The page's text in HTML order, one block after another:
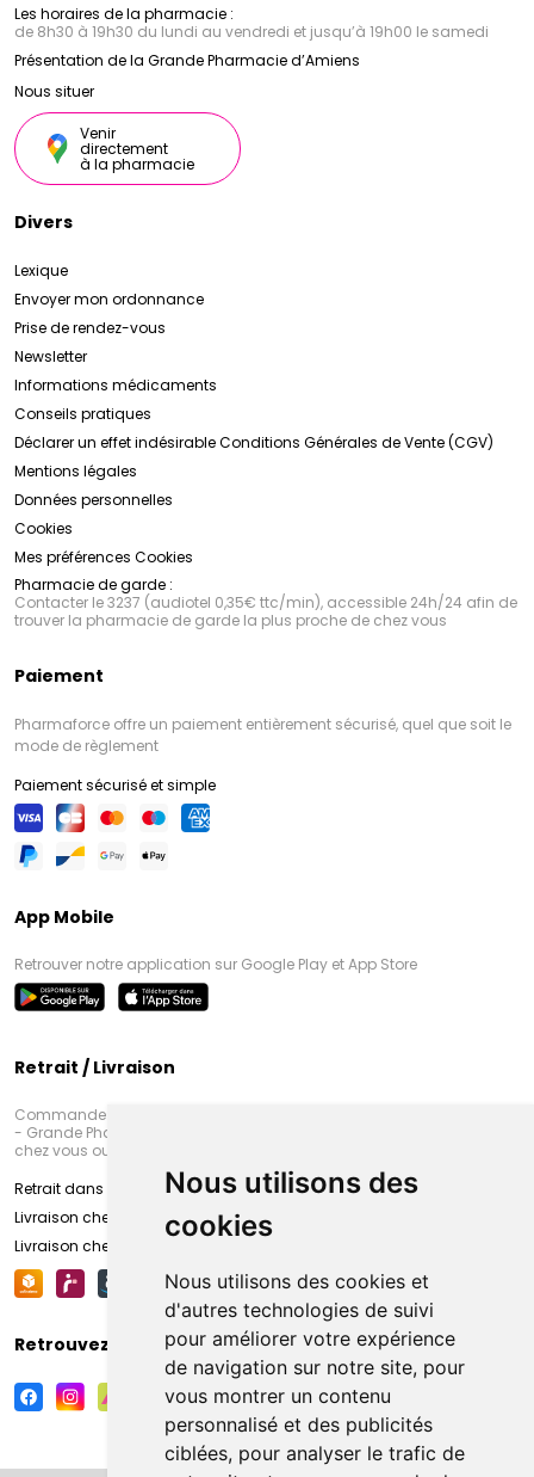
Nous utilisons des
cookies
Nous utilisons des cookies et
d'autres technologies de suivi
pour améliorer votre expérience
de navigation sur notre site, pour
vous montrer un contenu
personnalisé et des publicités
ciblées, pour analyser le trafic de
Les horaires de la pharmacie :
de 8h30 à 19h30 du lundi au vendredi et jusqu’à 19h00 le samedi
Présentation de la Grande Pharmacie d’Amiens
Nous situer
Venir
directement
à la pharmacie
Divers
Lexique
Envoyer mon ordonnance
Prise de rendez-vous
Newsletter
Informations médicaments
Conseils pratiques
Déclarer un effet indésirableConditions Générales de Vente (CGV)
Mentions légales
Données personnelles
Cookies
Mes préférences Cookies
Pharmacie de garde :
Contacter le 3237 (audiotel 0,35€ ttc/min), accessible 24h/24 afin de
trouver la pharmacie de garde la plus proche de chez vous
Paiement
Pharmaforce offre un paiement entièrement sécurisé, quel que soit le
mode de règlement
Paiement sécurisé et simple
App Mobile
Retrouver notre application sur Google Play et App Store
Retrait / Livraison
Commandez en ligne et venez chercher votre commande à Amiens
- Grande Pharmacie d’Amiens (Fachon) ou recevez-là rapidement
chez vous ou en point retrait
Retrait dans la pharmacie d’Amiens
Livraison chez vous
Livraison chez votre commerçant
Retrouvez-nous sur vos réseaux sociaux